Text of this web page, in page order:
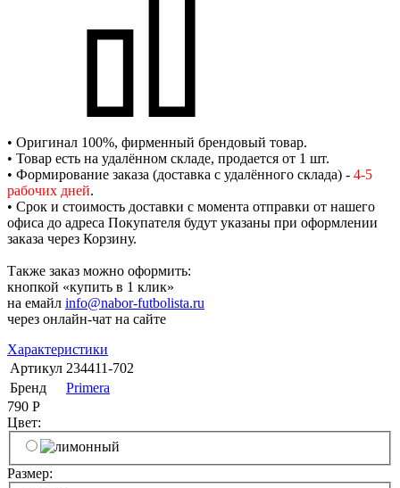
• Оригинал 100%, фирменный брендовый товар.
• Товар есть на удалённом складе, продается от 1 шт.
• Формирование заказа (доставка с удалённого склада) - 4-5
рабочих дней.
• Срок и стоимость доставки с момента отправки от нашего
офиса до адреса Покупателя будут указаны при оформлении
заказа через Корзину.
Также заказ можно оформить:
кнопкой «купить в 1 клик»
на емайл info@nabor-futbolista.ru
через онлайн-чат на сайте
Характеристики
Артикул 234411-702
Бренд
Primera
790 Р
Цвет:
Размер: